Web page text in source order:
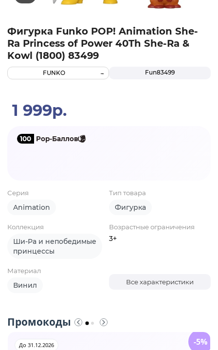
Фигурка Funko POP! Animation She-
Ra Princess of Power 40Th She-Ra &
Kowl (1800) 83499
Fun83499
FUNKO
1 999р.
100 Pop-Баллов
Серия
Animation
Тип товара
Фигурка
Коллекция
Ши-Ра и непобедимые
принцессы
Возрастные ограничения
3+
Материал
Винил Все характеристики
Промокоды
До 31.12.2026 -5%